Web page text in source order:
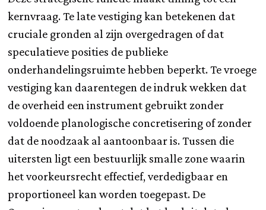
kernvraag. Te late vestiging kan betekenen dat
cruciale gronden al zijn overgedragen of dat
speculatieve posities de publieke
onderhandelingsruimte hebben beperkt. Te vroege
vestiging kan daarentegen de indruk wekken dat
de overheid een instrument gebruikt zonder
voldoende planologische concretisering of zonder
dat de noodzaak al aantoonbaar is. Tussen die
uitersten ligt een bestuurlijk smalle zone waarin
het voorkeursrecht effectief, verdedigbaar en
proportioneel kan worden toegepast. De